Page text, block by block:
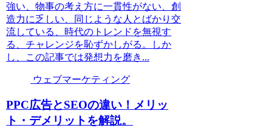
強い、物事の考え方に一貫性がない、創
造力に乏しい、同じような人とばかり交
流している、時代のトレンドを無視す
る、チャレンジを恥ずかしがる。しか
し、この記事では発想力を磨き...
ウェブマーケティング
PPC広告とSEOの違い！メリッ
ト・デメリットを解説。